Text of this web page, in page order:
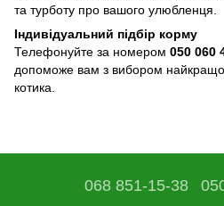
та турботу про вашого улюбленця.
Індивідуальний підбір корму
Телефонуйте за номером 050 060
допоможе вам з вибором
котика.
068 851-15-38